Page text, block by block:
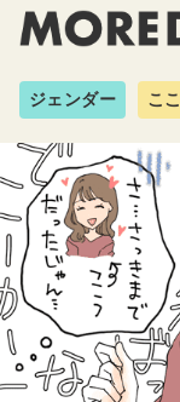
ジェンダー こ